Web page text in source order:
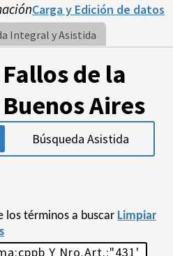
Carga y Edición de datos
Integral y Asistida
de la
Aires
Búsqueda Asistida
los términos a buscar Limpiar